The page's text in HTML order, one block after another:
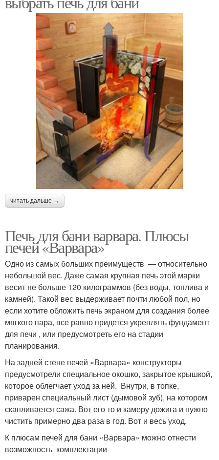
читать дальше →
Печь для бани варвара. Плюсы
печей «Варвара»
Одно из самых больших преимуществ — относительно
небольшой вес. Даже самая крупная печь этой марки
весит не больше 120 килограммов (без воды, топлива и
камней). Такой вес выдерживает почти любой пол, но
если хотите обложить печь экраном для создания более
мягкого пара, все равно придется укреплять фундамент
для печи , или предусмотреть его на стадии
планирования.
На задней стене печей «Варвара» конструкторы
предусмотрели специальное окошко, закрытое крышкой,
которое облегчает уход за ней. Внутри, в топке,
приварен специальный лист (дымовой зуб), на котором
скапливается сажа. Вот его то и камеру дожига и нужно
чистить примерно два раза в год. Вот и весь уход.
К плюсам печей для бани «Варвара» можно отнести
возможность комплектации